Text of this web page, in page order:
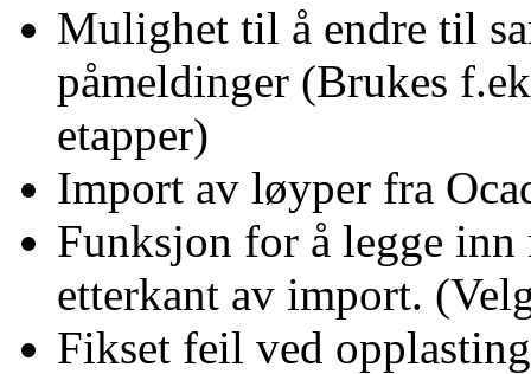
Mulighet til å endre til
påmeldinger (Brukes
etapper)
Import av løyper fra
Funksjon for å legge
etterkant av import.
Fikset feil ved